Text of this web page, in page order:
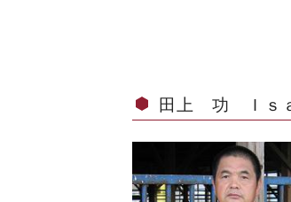
田上 功 Ｉｓ